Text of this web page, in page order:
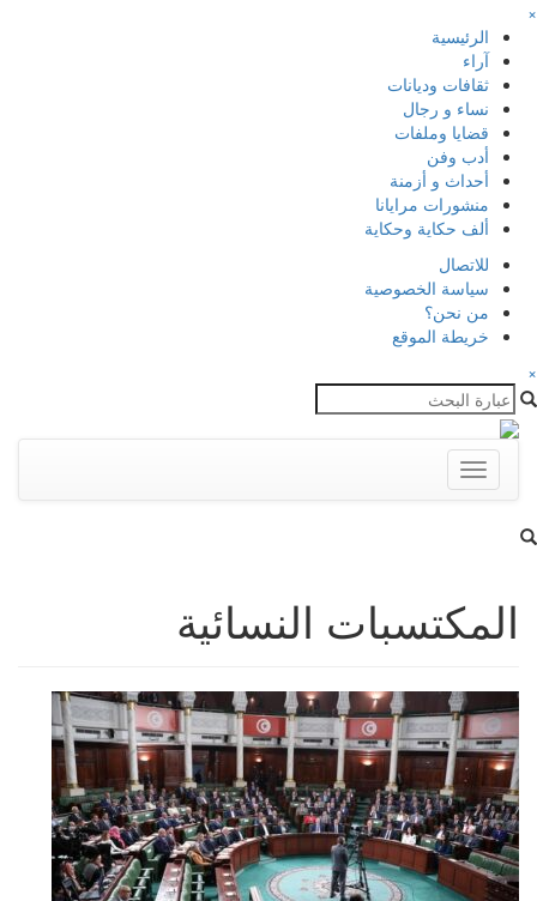
×
الرئيسية
آراء
ثقافات وديانات
نساء و رجال
قضايا وملفات
أدب وفن
أحداث و أزمنة
منشورات مرايانا
ألف حكاية وحكاية
للاتصال
سياسة الخصوصية
من نحن؟
خريطة الموقع
×
Toggle
navigation
المكتسبات النسائية